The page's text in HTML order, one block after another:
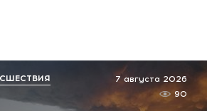
7 августа 2026
90